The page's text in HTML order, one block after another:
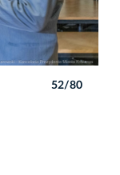
52/80